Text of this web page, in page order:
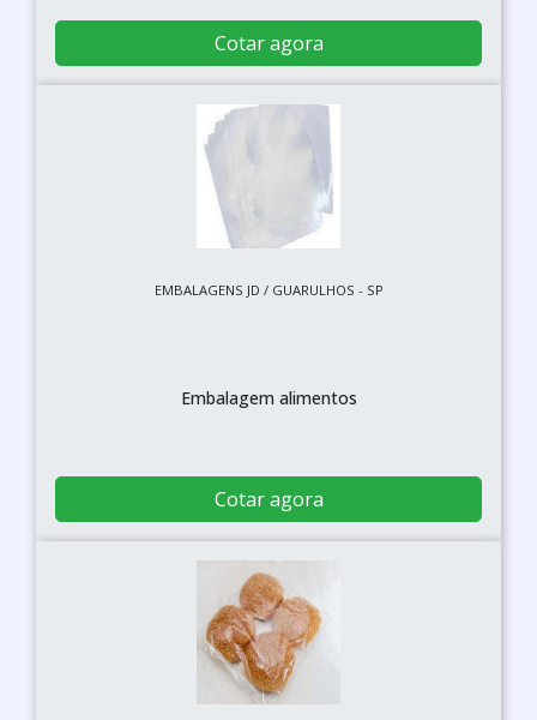
Cotar agora
EMBALAGENS JD / GUARULHOS - SP
Embalagem alimentos
Cotar agora